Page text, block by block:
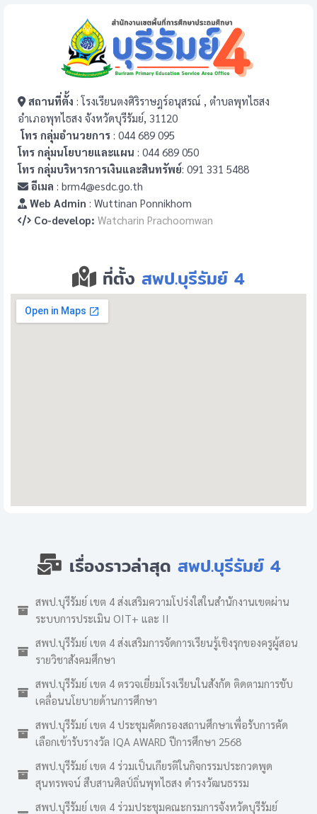
สถานที่ตั้ง : โรงเรียนตงศิริราษฎร์อนุสรณ์ , ตำบลพุทไธสง
อำเภอพุทไธสง จังหวัดบุรีรัมย์, 31120
โทร กลุ่มอำนวยการ : 044 689 095
โทร กลุ่มนโยบายและแผน : 044 689 050
โทร กลุ่มบริหารการเงินและสินทรัพย์: 091 331 5488
อีเมล : brm4@esdc.go.th
Web Admin : Wuttinan Ponnikhom
Co-develop: Watcharin Prachoomwan
ที่ตั้ง สพป.บุรีรัมย์ 4
เรื่องราวล่าสุด สพป.บุรีรัมย์ 4
สพป.บุรีรัมย์ เขต 4 ส่งเสริมความโปร่งใสในสำนักงานเขตผ่าน
ระบบการประเมิน OIT+ และ II
สพป.บุรีรัมย์ เขต 4 ส่งเสริมการจัดการเรียนรู้เชิงรุกของครูผู้สอน
รายวิชาสังคมศึกษา
สพป.บุรีรัมย์ เขต 4 ตรวจเยี่ยมโรงเรียนในสังกัด ติดตามการขับ
เคลื่อนนโยบายด้านการศึกษา
สพป.บุรีรัมย์ เขต 4 ประชุมคัดกรองสถานศึกษาเพื่อรับการคัด
เลือกเข้ารับรางวัล IQA AWARD ปีการศึกษา 2568
สพป.บุรีรัมย์ เขต 4 ร่วมเป็นเกียรติในกิจกรรมประกวดพูด
สุนทรพจน์ สืบสานศิลป์ถิ่นพุทไธสง ดำรงวัฒนธรรม
สพป.บุรีรัมย์ เขต 4 ร่วมประชุมคณะกรมการจังหวัดบุรีรัมย์